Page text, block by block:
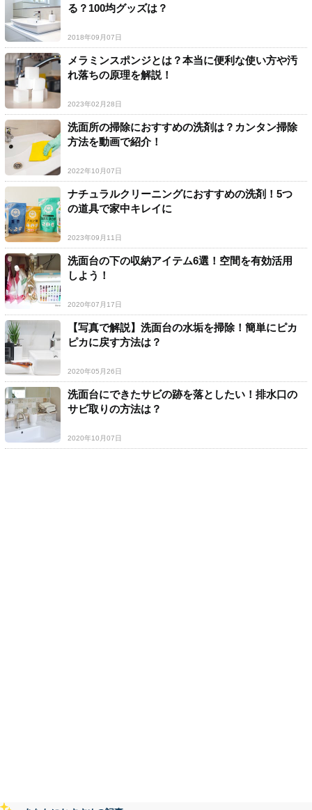
る？100均グッズは？
2018年09月07日
メラミンスポンジとは？本当に便利な使い方や汚
れ落ちの原理を解説！
2023年02月28日
洗面所の掃除におすすめの洗剤は？カンタン掃除
方法を動画で紹介！
2022年10月07日
ナチュラルクリーニングにおすすめの洗剤！5つ
の道具で家中キレイに
2023年09月11日
洗面台の下の収納アイテム6選！空間を有効活用
しよう！
2020年07月17日
【写真で解説】洗面台の水垢を掃除！簡単にピカ
ピカに戻す方法は？
2020年05月26日
洗面台にできたサビの跡を落としたい！排水口の
サビ取りの方法は？
2020年10月07日